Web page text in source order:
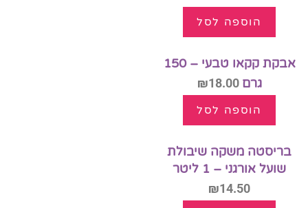
הוספה לסל
אבקת קקאו טבעי – 150
גרם
₪18.00
הוספה לסל
בריסטה משקה שיבולת
שועל אורגני – 1 ליטר
₪14.50